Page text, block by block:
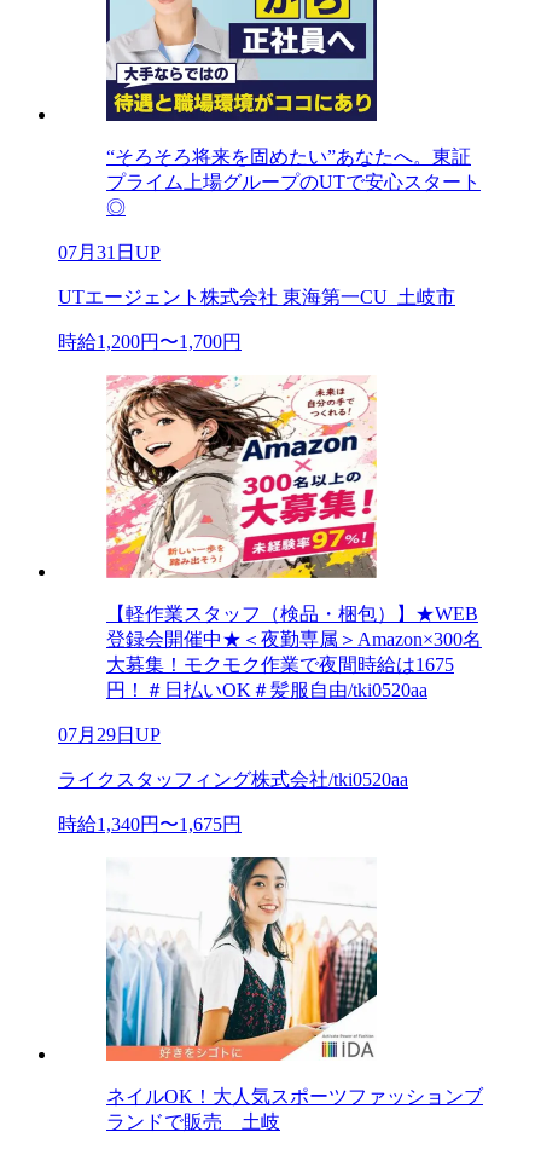
“そろそろ将来を固めたい”あなたへ。東証
プライム上場グループのUTで安心スタート
◎
07月31日UP
UTエージェント株式会社 東海第一CU_土岐市
時給1,200円〜1,700円
【軽作業スタッフ（検品・梱包）】★WEB
登録会開催中★＜夜勤専属＞Amazon×300名
大募集！モクモク作業で夜間時給は1675
円！＃日払いOK＃髪服自由/tki0520aa
07月29日UP
ライクスタッフィング株式会社/tki0520aa
時給1,340円〜1,675円
ネイルOK！大人気スポーツファッションブ
ランドで販売 土岐